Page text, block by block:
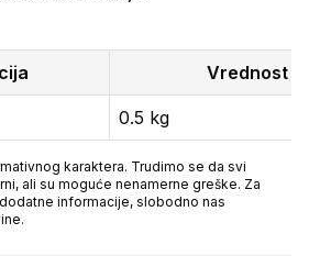
Vrednost
0.5 kg
karaktera. Trudimo se da svi
ali su moguće nenamerne greške. Za
informacije, slobodno nas